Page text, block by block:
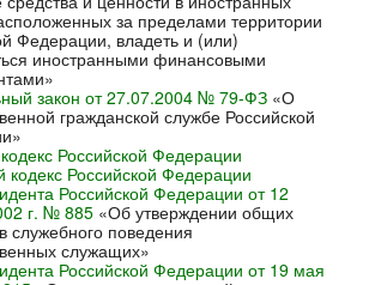
за пределами территории
Федерации, владеть и (или)
иностранными финансовыми
закон от 27.07.2004 № 79-ФЗ «О
гражданской службе Российской
Российской Федерации
кодекс Российской Федерации
Российской Федерации от 12
г. № 885 «Об утверждении общих
служебного поведения
служащих»
Российской Федерации от 19 мая